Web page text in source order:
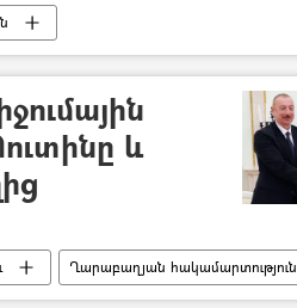
և
Ղարաբաղյան հակամարտություն